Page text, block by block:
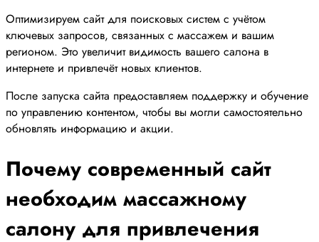
Оптимизируем сайт для поисковых систем с учётом
ключевых запросов, связанных с массажем и вашим
регионом. Это увеличит видимость вашего салона в
интернете и привлечёт новых клиентов.
После запуска сайта предоставляем поддержку и обучение
по управлению контентом, чтобы вы могли самостоятельно
обновлять информацию и акции.
Почему современный сайт
необходим массажному
салону для привлечения